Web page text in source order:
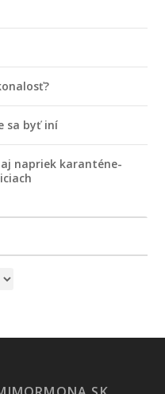
sa byť iní
napriek karanténe-